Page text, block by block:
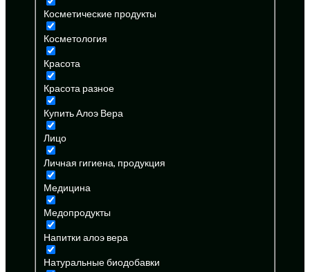
Косметические продукты
Косметология
Красота
Красота разное
Купить Алоэ Вера
Лицо
Личная гигиена, продукция
Медицина
Медопродукты
Напитки алоэ вера
Натуральные биодобавки